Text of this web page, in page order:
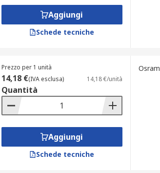
Aggiungi
Schede tecniche
Prezzo per 1 unità
14,18 €(IVA esclusa) 14,18 €/unità
Quantità
Aggiungi
Schede tecniche
Osram